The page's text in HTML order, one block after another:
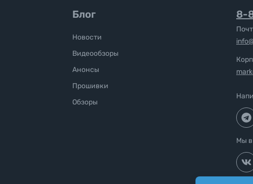
Блог
Новости
Видеообзоры
Анонсы
Прошивки
Обзоры
8-
Мы в